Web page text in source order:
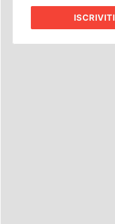
ISCRIVITI